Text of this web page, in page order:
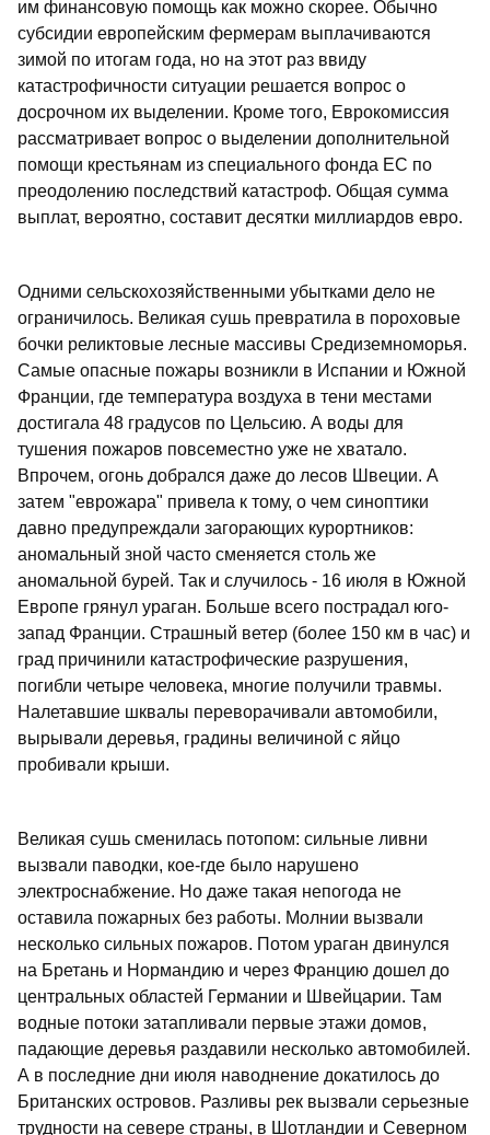
им финансовую помощь как можно скорее. Обычно
субсидии европейским фермерам выплачиваются
зимой по итогам года, но на этот раз ввиду
катастрофичности ситуации решается вопрос о
досрочном их выделении. Кроме того, Еврокомиссия
рассматривает вопрос о выделении дополнительной
помощи крестьянам из специального фонда ЕС по
преодолению последствий катастроф. Общая сумма
выплат, вероятно, составит десятки миллиардов евро.
Одними сельскохозяйственными убытками дело не
ограничилось. Великая сушь превратила в пороховые
бочки реликтовые лесные массивы Средиземноморья.
Самые опасные пожары возникли в Испании и Южной
Франции, где температура воздуха в тени местами
достигала 48 градусов по Цельсию. А воды для
тушения пожаров повсеместно уже не хватало.
Впрочем, огонь добрался даже до лесов Швеции. А
затем "еврожара" привела к тому, о чем синоптики
давно предупреждали загорающих курортников:
аномальный зной часто сменяется столь же
аномальной бурей. Так и случилось - 16 июля в Южной
Европе грянул ураган. Больше всего пострадал юго-
запад Франции. Страшный ветер (более 150 км в час) и
град причинили катастрофические разрушения,
погибли четыре человека, многие получили травмы.
Налетавшие шквалы переворачивали автомобили,
вырывали деревья, градины величиной с яйцо
пробивали крыши.
Великая сушь сменилась потопом: сильные ливни
вызвали паводки, кое-где было нарушено
электроснабжение. Но даже такая непогода не
оставила пожарных без работы. Молнии вызвали
несколько сильных пожаров. Потом ураган двинулся
на Бретань и Нормандию и через Францию дошел до
центральных областей Германии и Швейцарии. Там
водные потоки затапливали первые этажи домов,
падающие деревья раздавили несколько автомобилей.
А в последние дни июля наводнение докатилось до
Британских островов. Разливы рек вызвали серьезные
трудности на севере страны, в Шотландии и Северном